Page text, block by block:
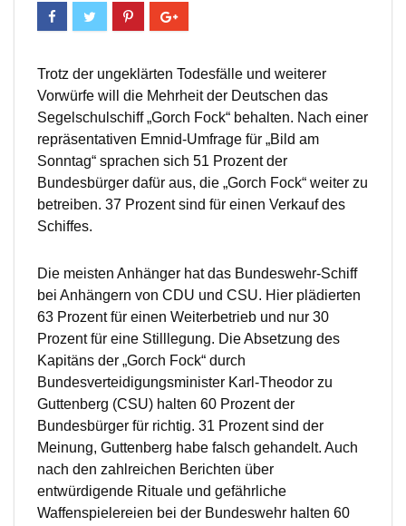
Trotz der ungeklärten Todesfälle und weiterer
Vorwürfe will die Mehrheit der Deutschen das
Segelschulschiff „Gorch Fock“ behalten. Nach einer
repräsentativen Emnid-Umfrage für „Bild am
Sonntag“ sprachen sich 51 Prozent der
Bundesbürger dafür aus, die „Gorch Fock“ weiter zu
betreiben. 37 Prozent sind für einen Verkauf des
Schiffes.
Die meisten Anhänger hat das Bundeswehr-Schiff
bei Anhängern von CDU und CSU. Hier plädierten
63 Prozent für einen Weiterbetrieb und nur 30
Prozent für eine Stilllegung. Die Absetzung des
Kapitäns der „Gorch Fock“ durch
Bundesverteidigungsminister Karl-Theodor zu
Guttenberg (CSU) halten 60 Prozent der
Bundesbürger für richtig. 31 Prozent sind der
Meinung, Guttenberg habe falsch gehandelt. Auch
nach den zahlreichen Berichten über
entwürdigende Rituale und gefährliche
Waffenspielereien bei der Bundeswehr halten 60